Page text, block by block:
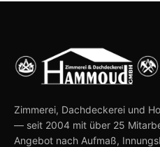
Zimmerei, Dachdeckerei und
— seit 2004 mit über 25
Angebot nach Aufmaß,